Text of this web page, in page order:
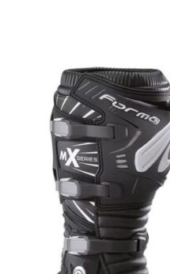
на
странице
товара.